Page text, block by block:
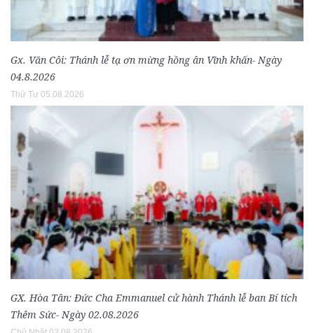
Gx. Văn Côi: Thánh lễ tạ ơn mừng hồng ân Vĩnh khấn- Ngày
04.8.2026
Thứ Tư 05.08.2026
GX. Hòa Tân: Đức Cha Emmanuel cử hành Thánh lễ ban Bí tích
Thêm Sức- Ngày 02.08.2026